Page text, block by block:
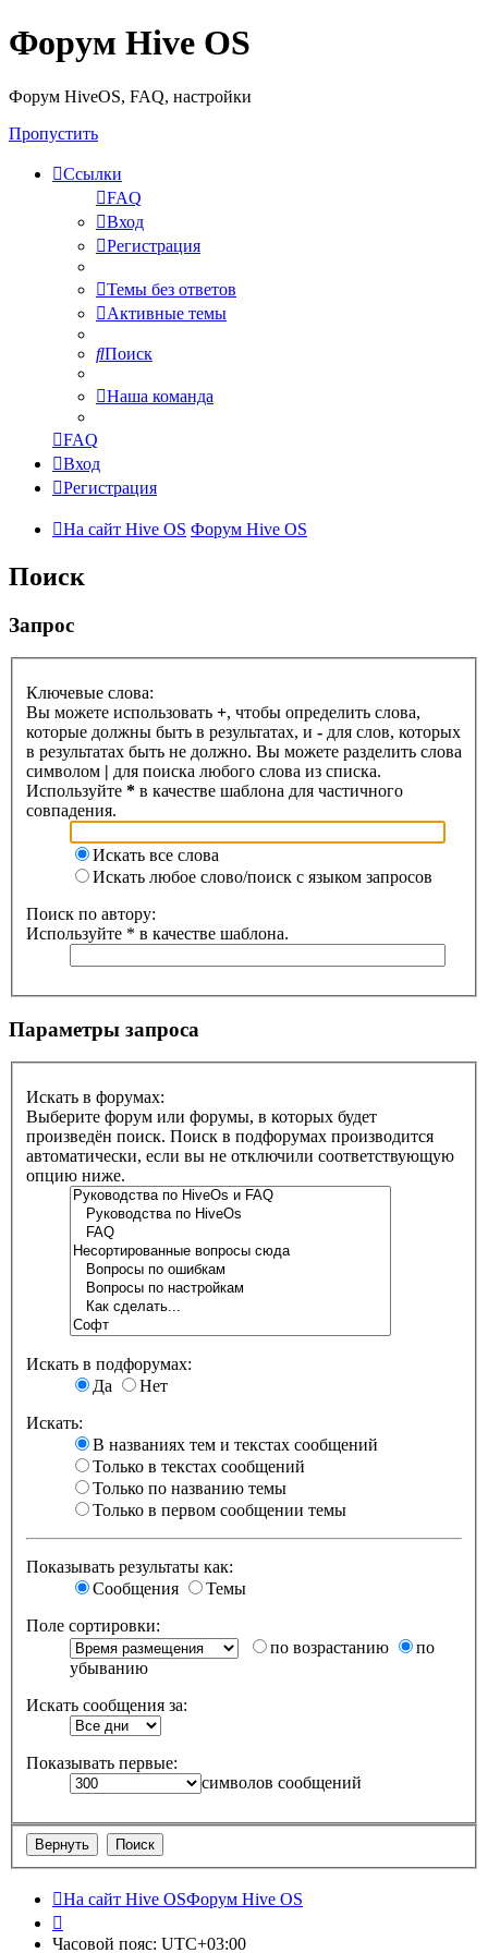
Форум Hive OS
Форум HiveOS, FAQ, настройки
Пропустить
Ссылки
FAQ
Вход
Регистрация
Темы без ответов
Активные темы
Поиск
Наша команда
FAQ
Вход
Регистрация
На сайт Hive OS Форум Hive OS
Поиск
Запрос
Ключевые слова:
Вы можете использовать +, чтобы определить слова,
которые должны быть в результатах, и - для слов, которых
в результатах быть не должно. Вы можете разделить слова
символом | для поиска любого слова из списка.
Используйте * в качестве шаблона для частичного
совпадения.
Искать все слова
Искать любое слово/поиск с языком запросов
Поиск по автору:
Используйте * в качестве шаблона.
Параметры запроса
Искать в форумах:
Выберите форум или форумы, в которых будет
произведён поиск. Поиск в подфорумах производится
автоматически, если вы не отключили соответствующую
опцию ниже.
Искать в подфорумах:
Да
Нет
Искать:
В названиях тем и текстах сообщений
Только в текстах сообщений
Только по названию темы
Только в первом сообщении темы
Показывать результаты как:
Сообщения
Темы
Поле сортировки:
по возрастанию
по
убыванию
Искать сообщения за:
Показывать первые:
символов сообщений
На сайт Hive OSФорум Hive OS
Часовой пояс: UTC+03:00